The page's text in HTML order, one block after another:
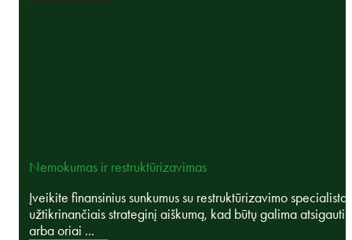
Nemokumas ir restruktūrizavimas
Įveikite finansinius sunkumus su restruktūrizavimo
užtikrinančiais strateginį aiškumą, kad būtų galima atsigauti
arba oriai ...